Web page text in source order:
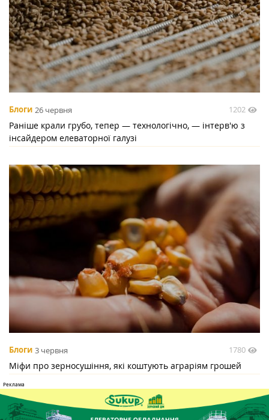
Блоги 26 червня 1202
Раніше крали грубо, тепер — технологічно, — інтерв'ю з
інсайдером елеваторної галузі
Блоги 3 червня 1780
Міфи про зерносушіння, які коштують аграріям грошей